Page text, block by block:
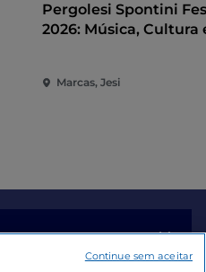
Pergolesi Spontini
2026: Música, Cultura
Marcas, Jesi
Continue sem aceitar